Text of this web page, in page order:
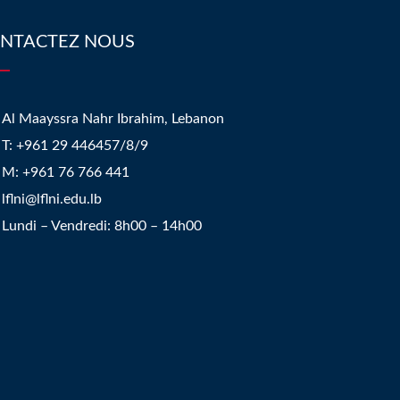
NOUS
Al Maayssra Nahr Ibrahim, Lebanon
​T: +961 29 446457/8/9
​M: +961 76 766 441
lflni@lflni.edu.lb
Lundi – Vendredi: 8h00 – 14h00